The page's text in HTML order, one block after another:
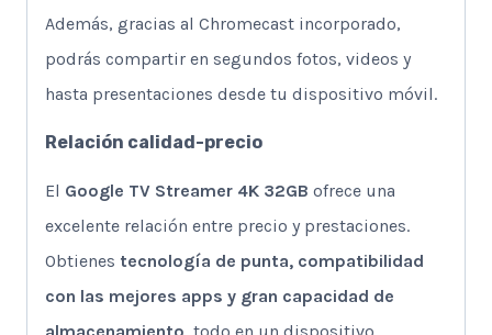
Además, gracias al Chromecast incorporado,
podrás compartir en segundos fotos, videos y
hasta presentaciones desde tu dispositivo móvil.
Relación calidad-precio
El Google TV Streamer 4K 32GB ofrece una
excelente relación entre precio y prestaciones.
Obtienes tecnología de punta, compatibilidad
con las mejores apps y gran capacidad de